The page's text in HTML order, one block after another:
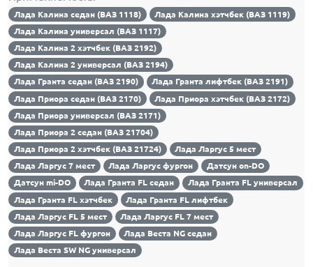
Лада Калина седан (ВАЗ 1118)
Лада Калина хэтчбек (ВАЗ 1119)
Лада Калина универсал (ВАЗ 1117)
Лада Калина 2 хэтчбек (ВАЗ 2192)
Лада Калина 2 универсал (ВАЗ 2194)
Лада Гранта седан (ВАЗ 2190)
Лада Гранта лифтбек (ВАЗ 2191)
Лада Приора седан (ВАЗ 2170)
Лада Приора хэтчбек (ВАЗ 2172)
Лада Приора универсал (ВАЗ 2171)
Лада Приора 2 седан (ВАЗ 21704)
Лада Приора 2 хэтчбек (ВАЗ 21724)
Лада Ларгус 5 мест
Лада Ларгус 7 мест
Лада Ларгус фургон
Датсун on-DO
Датсун mi-DO
Лада Гранта FL седан
Лада Гранта FL универсал
Лада Гранта FL хэтчбек
Лада Гранта FL лифтбек
Лада Ларгус FL 5 мест
Лада Ларгус FL 7 мест
Лада Ларгус FL фургон
Лада Веста NG седан
Лада Веста SW NG универсал